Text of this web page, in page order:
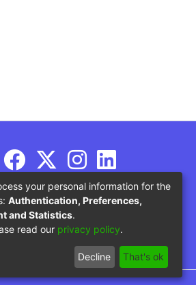
de Educación
your personal information for the
Authentication, Preferences,
and Statistics.
read our privacy policy.
Decline That's ok